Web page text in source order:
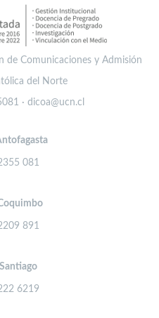
de Comunicaciones y Admisión
del Norte
· dicoa@ucn.cl
081
891
6219